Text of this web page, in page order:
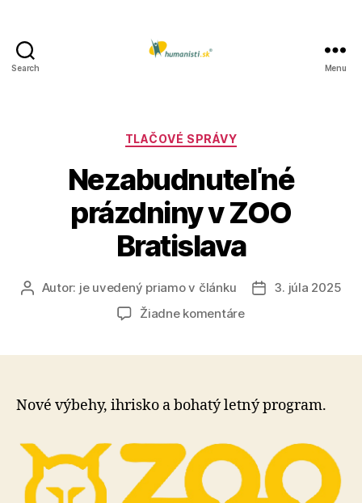
Search Menu
Kategórie
TLAČOVÉ SPRÁVY
Nezabudnuteľné
prázdniny v ZOO
Bratislava
AutorAutor: je uvedený priamo v článku
Dátum
3. júla 2025
Žiadne komentárena
Bratislava
Nové výbehy, ihrisko a bohatý letný program.